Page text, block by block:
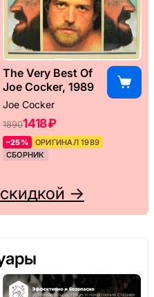
The Very Best Of
Joe Cocker, 1989
Joe Cocker
18901418 ₽
–25%
ОРИГИНАЛ 1989
СБОРНИК
→